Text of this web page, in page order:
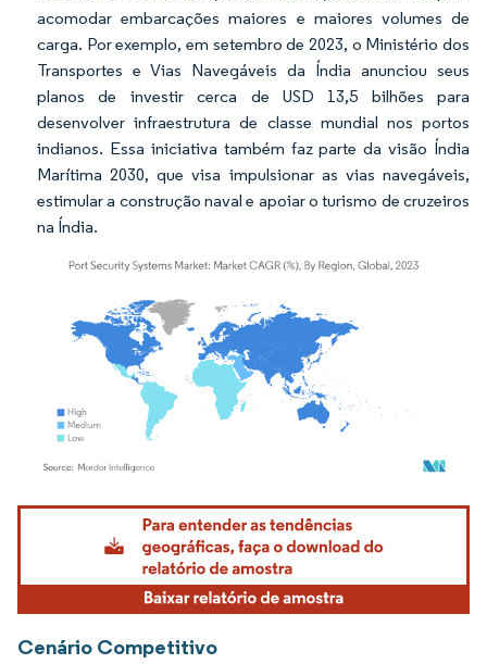
acomodar embarcações maiores e maiores volumes de
carga. Por exemplo, em setembro de 2023, o Ministério dos
Transportes e Vias Navegáveis da Índia anunciou seus
planos de investir cerca de USD 13,5 bilhões para
desenvolver infraestrutura de classe mundial nos portos
indianos. Essa iniciativa também faz parte da visão Índia
Marítima 2030, que visa impulsionar as vias navegáveis,
estimular a construção naval e apoiar o turismo de cruzeiros
na Índia.
Imagem © Mordor Intelligence. O reuso requer atribuição conforme CC BY 4.0.
Cenário Competitivo